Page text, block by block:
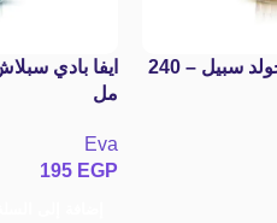
ايفا بادي سبلاش جولد سبيل – 240
مل
Eva
195 EGP